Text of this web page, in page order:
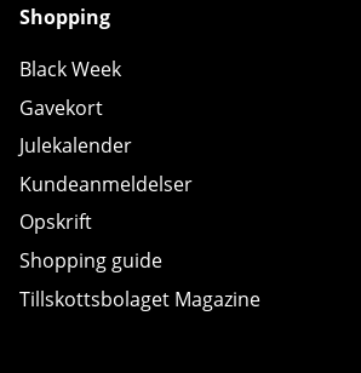
Shopping
Black Week
Gavekort
Julekalender
Kundeanmeldelser
Opskrift
Shopping guide
Tillskottsbolaget Magazine